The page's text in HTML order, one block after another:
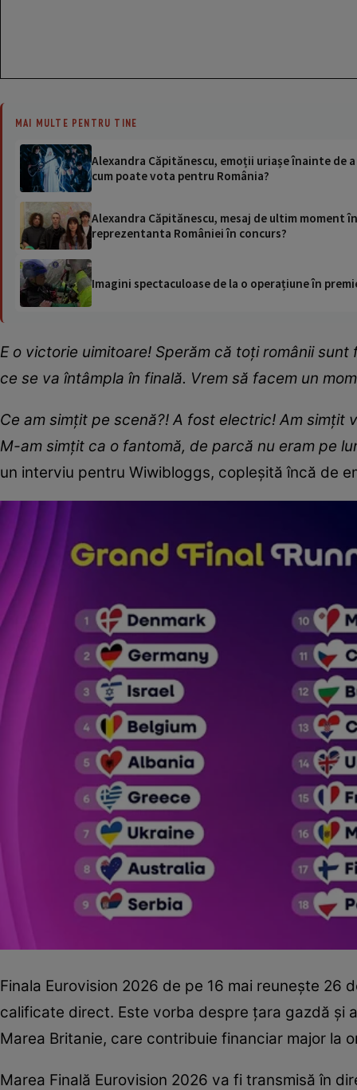
MAI MULTE PENTRU TINE
Alexandra Căpitănescu, emoții uriașe înainte de
cum poate vota pentru România?
Alexandra Căpitănescu, mesaj de ultim moment
reprezentanta României în concurs?
Imagini spectaculoase de la o operațiune în
E o victorie uimitoare! Sperăm că toți românii
ce se va întâmpla în finală. Vrem să facem un
Ce am simțit pe scenă?! A fost electric! Am simțit
M-am simțit ca o fantomă, de parcă nu eram pe
un interviu pentru Wiwibloggs, copleșită încă de
Finala Eurovision 2026 de pe 16 mai reunește 26
calificate direct. Este vorba despre țara gazdă și
Marea Britanie, care contribuie financiar major la
Marea Finală Eurovision 2026 va fi transmisă în